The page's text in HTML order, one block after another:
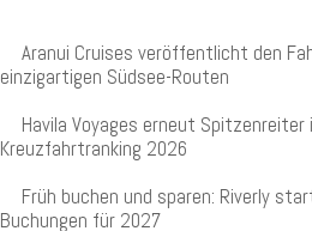
Aranui Cruises veröffentlicht den
einzigartigen Südsee-Routen
Havila Voyages erneut Spitzenreiter
Kreuzfahrtranking 2026
Früh buchen und sparen: Riverly
Buchungen für 2027